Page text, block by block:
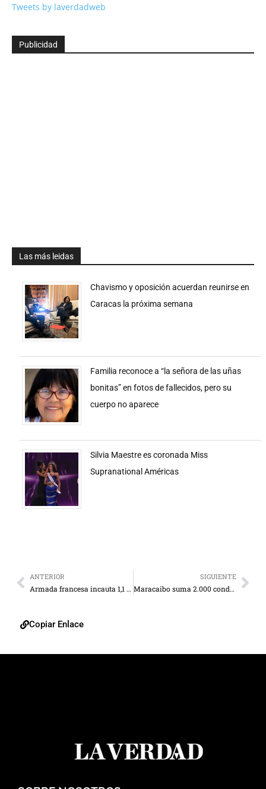
Tweets by laverdadweb
Publicidad
Las más leidas
Chavismo y oposición acuerdan reunirse en
Caracas la próxima semana
Familia reconoce a “la señora de las uñas
bonitas” en fotos de fallecidos, pero su
cuerpo no aparece
Silvia Maestre es coronada Miss
Supranational Américas
ANTERIOR
Armada francesa incauta 1,1 toneladas de cocaína en barco venezolano en el Caribe
SIGUIENTE
Maracaibo suma 2.000 condominios inscritos ante la Daru: El 75 % está al día
Copiar Enlace